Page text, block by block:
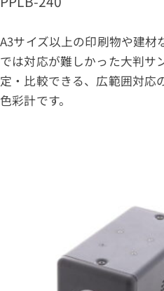
A3サイズ以上の印刷物や建材
では対応が難しかった大判サ
定・比較できる、広範囲対応
色彩計です。